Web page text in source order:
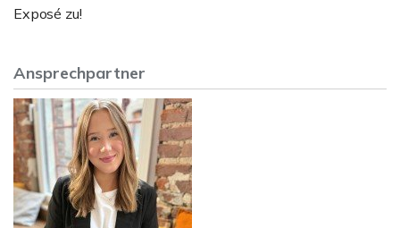
Exposé zu!
Ansprechpartner